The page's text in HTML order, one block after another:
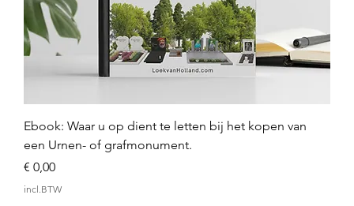
Ebook: Waar u op dient te letten bij het kopen van
een Urnen- of grafmonument.
Prijs
€ 0,00
incl.BTW